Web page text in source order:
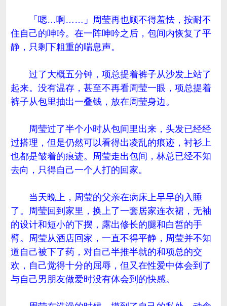
「嗯…啊……」周莹再也顾不得羞怯，按耐不
住自己的呻吟。在一阵呻吟之后，包间内恢复了平
静，只剩下粗重的喘息声。
过了大概五分钟，项总提着裤子从沙发上站了
起来。没有温存，甚至不再看周莹一眼，项总提着
裤子从包里抽出一叠钱，放在周莹身边。
周莹过了半个小时从包间里出来，头发已经经
过搭理，但是仍然可以看得出凌乱的痕迹，衬衫上
也都是皱着的痕迹。周莹走出包间，林总已经不知
去向，只得自己一个人打的回家。
当天晚上，周莹的父亲在病床上早早的入睡
了。周莹回到家里，换上了一套居家连衣裙，无袖
的设计和短小的下摆，露出修长的腿和白皙的手
臂。周莹从酒店回家，一直不得平静，周莹并不知
道自己被下了药，对自己半推半就的和项总的交
欢，自己觉得十分的屈辱，但又在性爱中体会到了
与自己男朋友做爱时没有体会到的快感。